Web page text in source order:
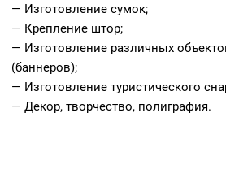
— Изготовление сумок;
— Крепление штор;
— Изготовление различных
(баннеров);
— Изготовление туристического
— Декор, творчество, полиграфия.